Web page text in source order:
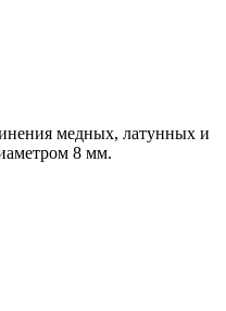
медных, латунных и
8 мм.